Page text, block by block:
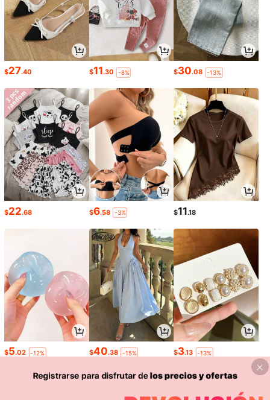
$27.40 $11.30 -8% $30.08 -13%
$22.68 $6.58 -3% $11.18
$5.02 -12% $40.38 -15% $3.13 -13%